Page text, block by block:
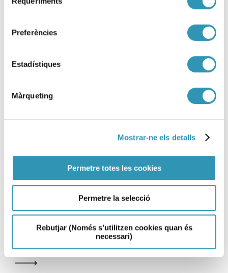
Preferències
Estadístiques
Màrqueting
Mostrar-ne els detalls
Permetre totes les cookies
Permetre la selecció
Rebutjar (Només s’utilitzen cookies quan és
necessari)
Nova estació de vigilància
atmosfèrica a l’avinguda
Meridiana
19-01-2026